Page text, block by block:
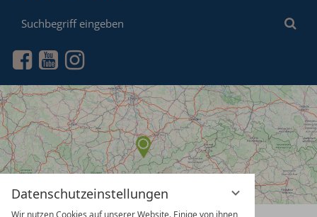
Datenschutzeinstellungen
Wir nutzen Cookies auf unserer Website. Einige von ihnen
Suchbegriff
eingeben